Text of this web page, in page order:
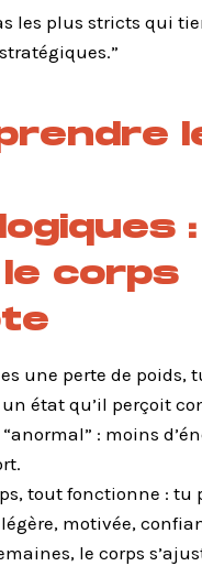
les plus stricts qui
:
corps
une perte de poids,
état qu’il perçoit
: moins
tout fonctionne : tu
motivée,
le corps